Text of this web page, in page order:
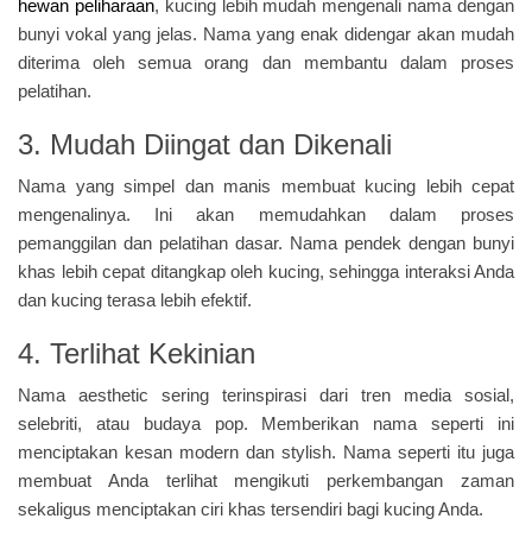
hewan peliharaan, kucing lebih mudah mengenali nama dengan
bunyi vokal yang jelas. Nama yang enak didengar akan mudah
diterima oleh semua orang dan membantu dalam proses
pelatihan.
3. Mudah Diingat dan Dikenali
Nama yang simpel dan manis membuat kucing lebih cepat
mengenalinya. Ini akan memudahkan dalam proses
pemanggilan dan pelatihan dasar. Nama pendek dengan bunyi
khas lebih cepat ditangkap oleh kucing, sehingga interaksi Anda
dan kucing terasa lebih efektif.
4. Terlihat Kekinian
Nama aesthetic sering terinspirasi dari tren media sosial,
selebriti, atau budaya pop. Memberikan nama seperti ini
menciptakan kesan modern dan stylish. Nama seperti itu juga
membuat Anda terlihat mengikuti perkembangan zaman
sekaligus menciptakan ciri khas tersendiri bagi kucing Anda.